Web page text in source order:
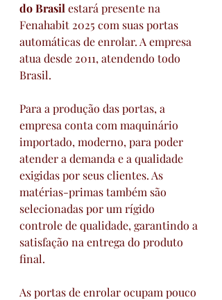
do Brasil estará presente na
Fenahabit 2025 com suas portas
automáticas de enrolar. A empresa
atua desde 2011, atendendo todo
Brasil.
Para a produção das portas, a
empresa conta com maquinário
importado, moderno, para poder
atender a demanda e a qualidade
exigidas por seus clientes. As
matérias-primas também são
selecionadas por um rígido
controle de qualidade, garantindo a
satisfação na entrega do produto
final.
As portas de enrolar ocupam pouco